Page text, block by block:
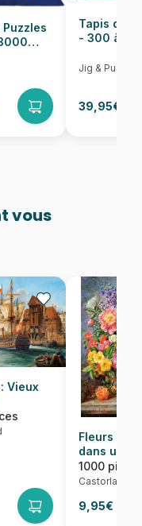
Tapis de
- 300 à
Jig & Puz
39,95€
vous
Vieux
Fleurs de
dans un
Radieux
1000
Castorland
9,95€